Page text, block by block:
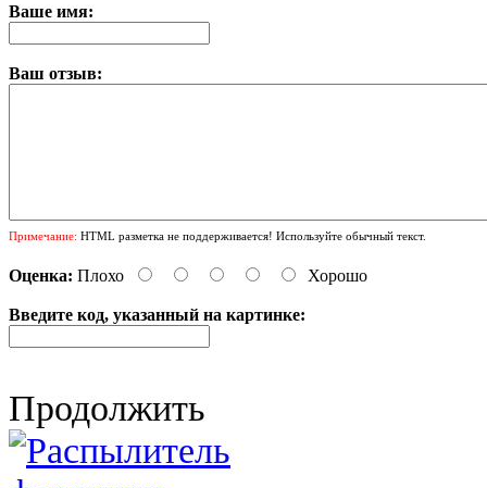
Ваше имя:
Ваш отзыв:
Примечание: HTML разметка не поддерживается! Используйте обычный текст.
Оценка: Плохо Хорошо
Введите код, указанный на картинке:
Продолжить